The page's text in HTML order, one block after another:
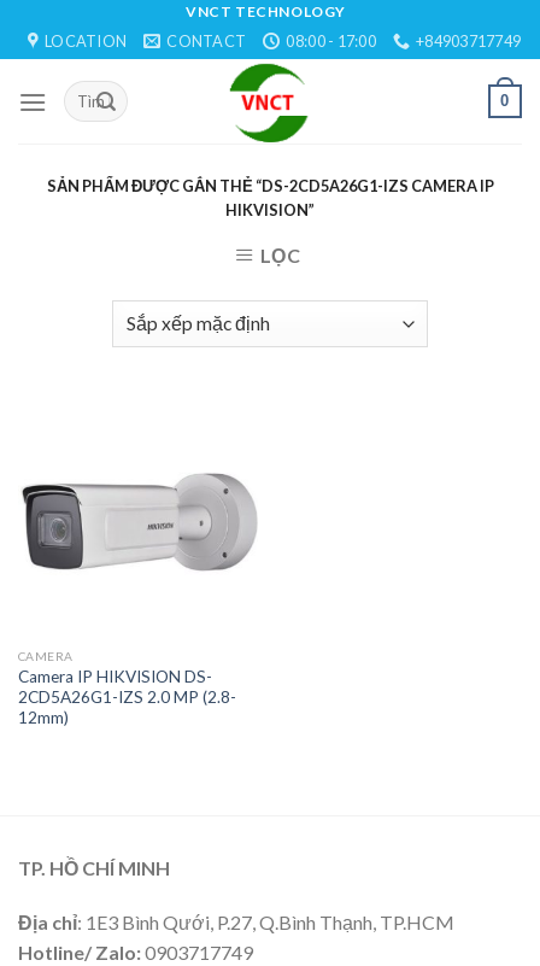
VNCT TECHNOLOGY
LOCATION CONTACT 08:00 - 17:00 +84903717749
0
SẢN PHẨM ĐƯỢC GẮN THẺ “DS-2CD5A26G1-IZS CAMERA IP
HIKVISION”
LỌC
CAMERA
Camera IP HIKVISION DS-
2CD5A26G1-IZS 2.0 MP (2.8-
12mm)
TP. HỒ CHÍ MINH
Địa chỉ: 1E3 Bình Qưới, P.27, Q.Bình Thạnh, TP.HCM
Hotline/ Zalo:0903717749